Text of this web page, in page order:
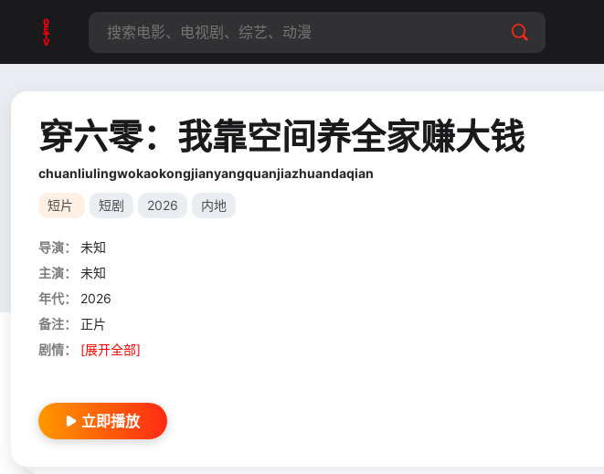
穿六零：我靠空间养全家赚大钱
chuanliulingwokaokongjianyangquanjiazhuandaqian
短片 短剧 2026 内地
导演：
未知
主演：
未知
年代：
2026
备注：
正片
剧情：
[展开全部]
立即播放